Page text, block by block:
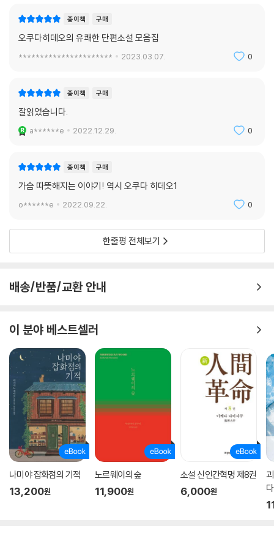
“오늘은 네 여행에 끝까지 동행해줄게”
오랫동안 갖고 싶었던 드림카 ‘피아트 판다’를 중고로 구입하게 됐다. 상태
가 너무 좋은 차를 보고 완전히 흥분한 주인공은 내비게이션의 음성을 따
아보는 사람들이 생긴다. 이 차에는 대체 어떤 사연이 있었던 걸까. 그리고
내비게이션의 마지막 안내 장소는 어디일까.
나오키는 또 탄성을 내질렀다. 겨우 850cc 엔진이라고 보기 어려울 정도
로 활기찼다. 핸들링도 훌륭하다. 이것이야말로 라틴계 자동차의 주행이
다. 그 사장은 이 길을 달리게 하고 싶어서 일부러 멀리 있는 가게를 알려준
‘목적지까지 앞으로 300미터입니다.’
이제 슬슬 도착하는 모양이다. 고갯길 도중에 확 뚫린 땅과 함께 건물이 하
여기구나. 가게 주차장에 차를 세우고 간판을 올려다보았다. 그곳에 있는
-〈판다를 타고서〉 중에서
종이책 구매
오쿠다히데오의 유쾌한 단편소설 모음집
********************** 2023.03.07. 0
종이책 구매
잘읽었습니다.
a******e 2022.12.29. 0
종이책 구매
가슴 따뜻해지는 이야기! 역시 오쿠다 히데오1
o******e 2022.09.22. 0
한줄평 전체보기
배송/반품/교환 안내
이 분야 베스트셀러
나미야 잡화점의 기적
13,200원
노르웨이의 숲
11,900원
소설 신인간혁명 제8권
6,000원
다